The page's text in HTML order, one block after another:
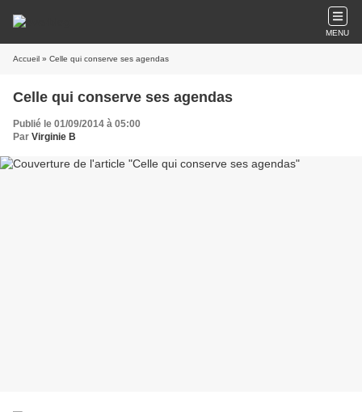
MENU
Accueil » Celle qui conserve ses agendas
Celle qui conserve ses agendas
Publié le 01/09/2014 à 05:00
Par Virginie B